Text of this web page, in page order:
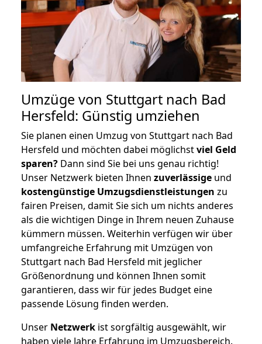
Umzüge von Stuttgart nach Bad
Hersfeld: Günstig umziehen
Sie planen einen Umzug von Stuttgart nach Bad
Hersfeld und möchten dabei möglichstviel Geld
sparen? Dann sind Sie bei uns genau richtig!
Unser Netzwerk bieten Ihnen zuverlässige und
kostengünstige Umzugsdienstleistungen zu
fairen Preisen, damit Sie sich um nichts anderes
als die wichtigen Dinge in Ihrem neuen Zuhause
kümmern müssen. Weiterhin verfügen wir über
umfangreiche Erfahrung mit Umzügen von
Stuttgart nach Bad Hersfeld mit jeglicher
Größenordnung und können Ihnen somit
garantieren, dass wir für jedes Budget eine
passende Lösung finden werden.
Unser Netzwerk ist sorgfältig ausgewählt, wir
haben viele Jahre Erfahrung im Umzugsbereich.